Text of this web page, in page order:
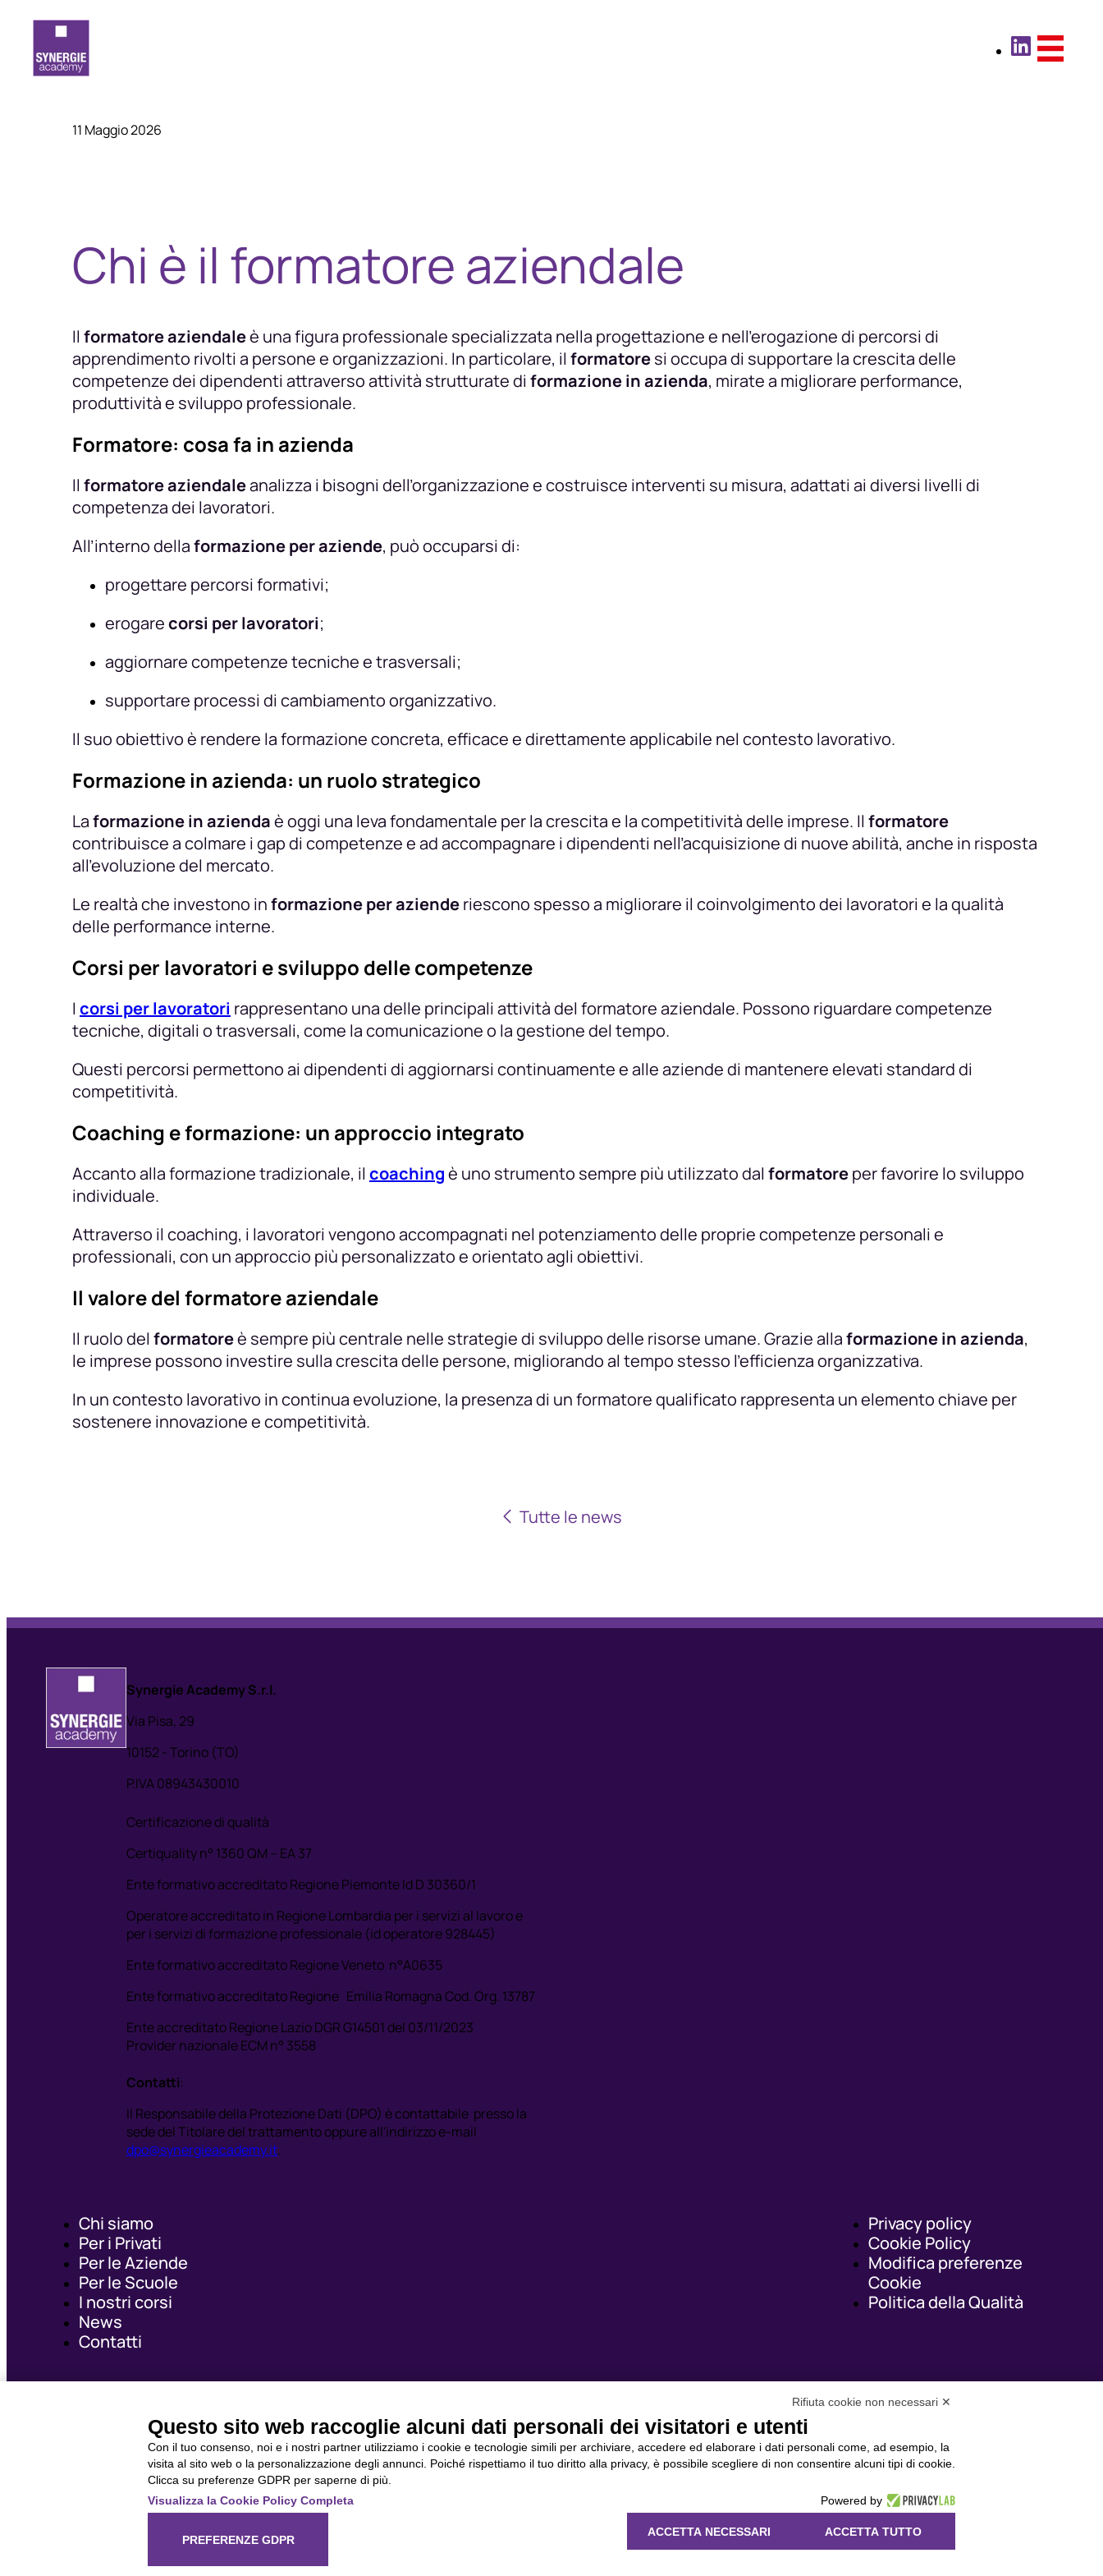
11 Maggio 2026
Chi è il formatore aziendale
Il formatore aziendaleè una figura professionale specializzata nella progettazione e nell’erogazione di percorsi di
apprendimento rivolti a persone e organizzazioni. In particolare, il formatoresi occupa di supportare la crescita delle
competenze dei dipendenti attraverso attività strutturate di formazione in azienda, mirate a migliorare performance,
produttività e sviluppo professionale.
Formatore: cosa fa in azienda
Il formatore aziendaleanalizza i bisogni dell’organizzazione e costruisce interventi su misura, adattati ai diversi livelli di
competenza dei lavoratori.
All’interno dellaformazione per aziende, può occuparsi di:
progettare percorsi formativi;
erogarecorsi per lavoratori;
aggiornare competenze tecniche e trasversali;
supportare processi di cambiamento organizzativo.
Il suo obiettivo è rendere la formazione concreta, efficace e direttamente applicabile nel contesto lavorativo.
Formazione in azienda: un ruolo strategico
Laformazione in aziendaè oggi una leva fondamentale per la crescita e la competitività delle imprese. Il formatore
contribuisce a colmare i gap di competenze e ad accompagnare i dipendenti nell’acquisizione di nuove abilità, anche in risposta
all’evoluzione del mercato.
Le realtà che investono informazione per azienderiescono spesso a migliorare il coinvolgimento dei lavoratori e la qualità
delle performance interne.
Corsi per lavoratori e sviluppo delle competenze
I corsi per lavoratori rappresentano una delle principali attività del formatore aziendale. Possono riguardare competenze
tecniche, digitali o trasversali, come la comunicazione o la gestione del tempo.
Questi percorsi permettono ai dipendenti di aggiornarsi continuamente e alle aziende di mantenere elevati standard di
competitività.
Coaching e formazione: un approccio integrato
Accanto alla formazione tradizionale, il coachingè uno strumento sempre più utilizzato dal formatoreper favorire lo sviluppo
individuale.
Attraverso il coaching, i lavoratori vengono accompagnati nel potenziamento delle proprie competenze personali e
professionali, con un approccio più personalizzato e orientato agli obiettivi.
Il valore del formatore aziendale
Il ruolo del formatoreè sempre più centrale nelle strategie di sviluppo delle risorse umane. Grazie allaformazione in azienda,
le imprese possono investire sulla crescita delle persone, migliorando al tempo stesso l’efficienza organizzativa.
In un contesto lavorativo in continua evoluzione, la presenza di un formatore qualificato rappresenta un elemento chiave per
sostenere innovazione e competitività.
Tutte le news
Synergie Academy S.r.l.
Via Pisa, 29
10152 - Torino (TO)
P.IVA 08943430010
Certificazione di qualità
Certiquality n° 1360 QM – EA 37
Ente formativo accreditato Regione Piemonte Id D 30360/1
Operatore accreditato in Regione Lombardia per i servizi al lavoro e
per i servizi di formazione professionale (id operatore 928445)
Ente formativo accreditato Regione Veneto n°A0635
Ente formativo accreditato Regione Emilia Romagna Cod. Org. 13787
Ente accreditato Regione Lazio DGR G14501 del 03/11/2023
Provider nazionale ECM n° 3558
Contatti:
Il Responsabile della Protezione Dati (DPO) è contattabile presso la
sede del Titolare del trattamento oppure all'indirizzo e-mail
dpo@synergieacademy.it.
Chi siamo
Per i Privati
Per le Aziende
Per le Scuole
I nostri corsi
News
Contatti
Privacy policy
Cookie Policy
Modifica preferenze
Cookie
Politica della Qualità
synergie-italia.it
© Synergie Academy S.r.l. 2025
Rifiuta cookie non necessari ✕
Questo sito web raccoglie alcuni dati personali dei visitatori e utenti
Con il tuo consenso, noi e i nostri partner utilizziamo i cookie e tecnologie simili per archiviare, accedere ed elaborare i dati personali come, ad esempio, la
visita al sito web o la personalizzazione degli annunci. Poiché rispettiamo il tuo diritto alla privacy, è possibile scegliere di non consentire alcuni tipi di cookie.
Clicca su preferenze GDPR per saperne di più.
Visualizza la Cookie Policy Completa
Powered by
ACCETTA TUTTO
ACCETTA NECESSARI
PREFERENZE GDPR